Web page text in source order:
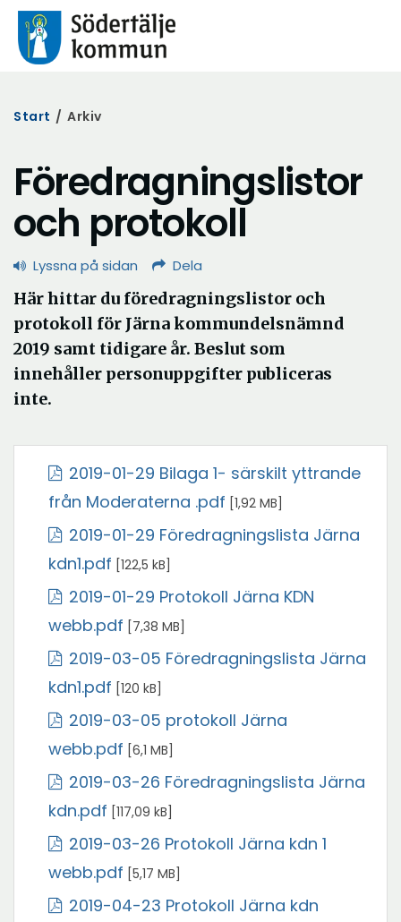
Start / Arkiv
Föredragningslistor
och protokoll
Lyssna på sidan Dela
Här hittar du föredragningslistor och
protokoll för Järna kommundelsnämnd
2019 samt tidigare år. Beslut som
innehåller personuppgifter publiceras
inte.
2019-01-29 Bilaga 1- särskilt yttrande
från Moderaterna .pdf [1,92 MB]
i
fönster
2019-01-29 Föredragningslista Järna
kdn1.pdf [122,5 kB]
i
nytt
fönster
2019-01-29 Protokoll Järna KDN
webb.pdf [7,38 MB]
i
fönster
2019-03-05 Föredragningslista Järna
kdn1.pdf [120 kB]
nytt
fönster
2019-03-05 protokoll Järna
webb.pdf [6,1 MB]
i
fönster
2019-03-26 Föredragningslista Järna
kdn.pdf [117,09 kB]
i
nytt
fönster
2019-03-26 Protokoll Järna kdn 1
webb.pdf [5,17 MB]
i
2019-04-23 Protokoll Järna kdn